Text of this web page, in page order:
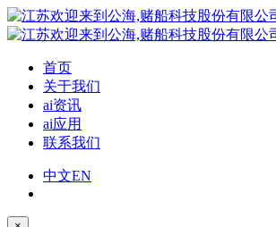
首页
关于我们
ai资讯
ai应用
联系我们
中文EN